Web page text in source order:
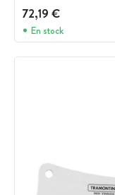
72,19 €
En stock